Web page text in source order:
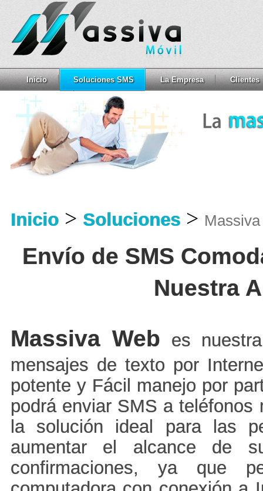
Inicio Soluciones SMS La Empresa Clientes
Inicio> Soluciones>
Envío de SMS
Nuestra
Massiva Web
es
mensajes de texto por
potente y Fácil manejo por
podrá enviar SMS a
la solución ideal para las
aumentar el alcance de
confirmaciones, ya que